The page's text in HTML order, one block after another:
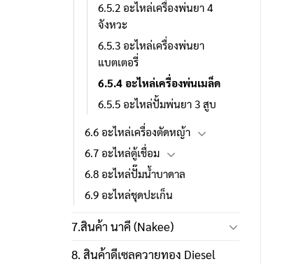
6.5.2 อะไหล่เครื่องพ่นยา 4
จังหวะ
6.5.3 อะไหล่เครื่องพ่นยา
แบตเตอรี่
6.5.4 อะไหล่เครื่องพ่นเมล็ด
6.5.5 อะไหล่ปั้มพ่นยา 3 สูบ
6.6 อะไหล่เครื่องตัดหญ้า
6.7 อะไหล่ตู้เชื่อม
6.8 อะไหล่ปั๊มน้ำบาดาล
6.9 อะไหล่ชุดปะเก็น
7.สินค้า นาคี (Nakee)
8. สินค้าดีเซลควายทอง Diesel